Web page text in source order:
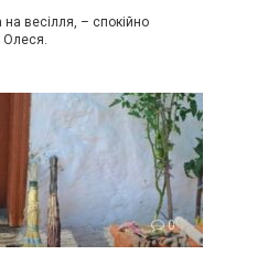
весілля, – спокійно
Олеся.
0